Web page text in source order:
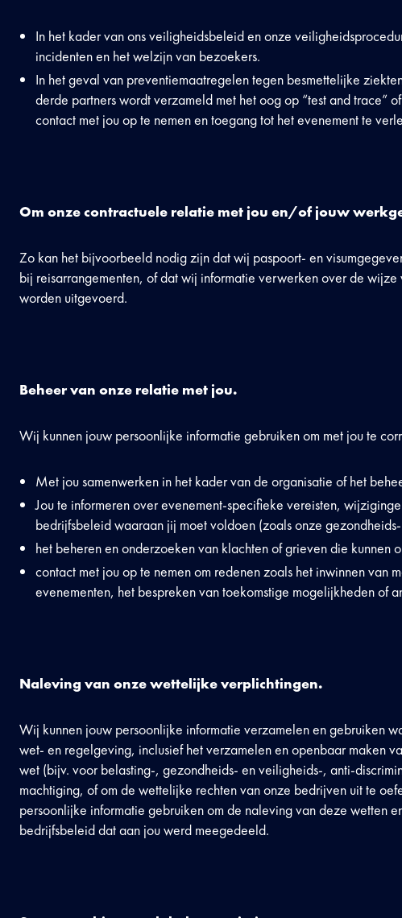
In het kader van ons veiligheidsbeleid en onze
incidenten en het welzijn van bezoekers.
In het geval van preventiemaatregelen tegen besmettelijke
derde partners wordt verzameld met het oog op “test and trace”
contact met jou op te nemen en toegang tot het evenement te
Om onze contractuele relatie met jou en/of jouw
Zo kan het bijvoorbeeld nodig zijn dat wij paspoort- en
bij reisarrangementen, of dat wij informatie verwerken over de
worden uitgevoerd.
Beheer van onze relatie met jou.
Wij kunnen jouw persoonlijke informatie gebruiken om met jou te
Met jou samenwerken in het kader van de organisatie of het
Jou te informeren over evenement-specifieke vereisten,
bedrijfsbeleid waaraan jij moet voldoen (zoals onze
het beheren en onderzoeken van klachten of grieven die kunnen
contact met jou op te nemen om redenen zoals het inwinnen van
evenementen, het bespreken van toekomstige mogelijkheden of
Naleving van onze wettelijke verplichtingen.
Wij kunnen jouw persoonlijke informatie verzamelen en gebruiken
wet- en regelgeving, inclusief het verzamelen en openbaar maken
wet (bijv. voor belasting-, gezondheids- en veiligheids-, anti-
machtiging, of om de wettelijke rechten van onze bedrijven uit te
persoonlijke informatie gebruiken om de naleving van deze wetten
bedrijfsbeleid dat aan jou werd meegedeeld.